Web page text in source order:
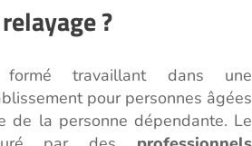
?
formé travaillant dans une
pour personnes âgées
de la personne dépendante. Le